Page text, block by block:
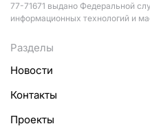
77-71671 выдано Федеральной
информационных технологий и
Разделы
Новости
Контакты
Проекты